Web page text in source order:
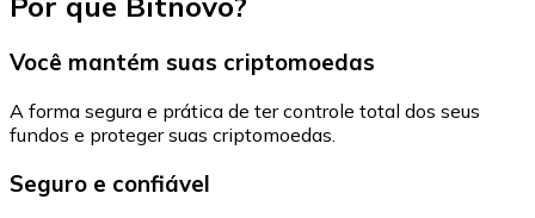
Você mantém suas criptomoedas
A forma segura e prática de ter controle total dos seus
fundos e proteger suas criptomoedas.
Seguro e confiável